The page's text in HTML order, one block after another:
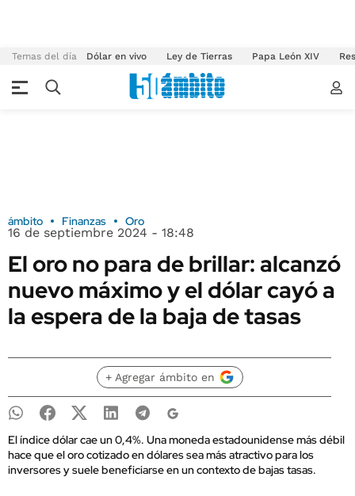
Temas del día Dólar en vivo Ley de Tierras Papa León XIV
ámbito Finanzas Oro
16 de septiembre 2024 - 18:48
El oro no para de brillar: alcanzó
nuevo máximo y el dólar cayó a
la espera de la baja de tasas
+ Agregar ámbito en
El índice dólar cae un 0,4%. Una moneda estadounidense más débil
hace que el oro cotizado en dólares sea más atractivo para los
inversores y suele beneficiarse en un contexto de bajas tasas.